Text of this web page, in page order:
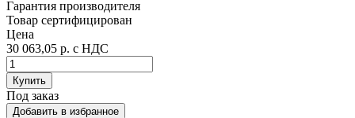
Гарантия производителя
Товар сертифицирован
Цена
30 063,05 р. с НДС
Купить
Под заказ
Добавить в избранное